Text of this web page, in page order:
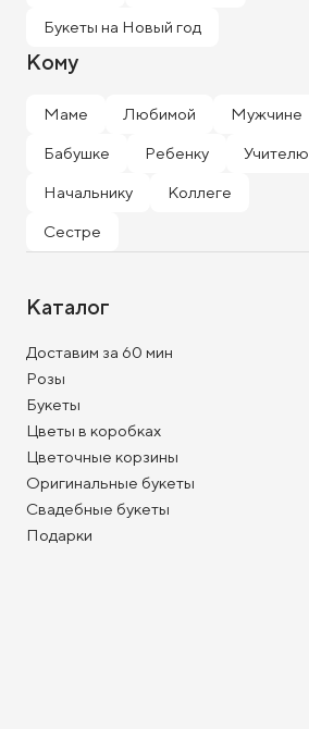
Букеты на Новый год
Кому
Маме Любимой Мужчине
Бабушке Ребенку Учителю
Начальнику Коллеге
Сестре
Каталог
Доставим за 60 мин
Розы
Букеты
Цветы в коробках
Цветочные корзины
Оригинальные букеты
Свадебные букеты
Подарки